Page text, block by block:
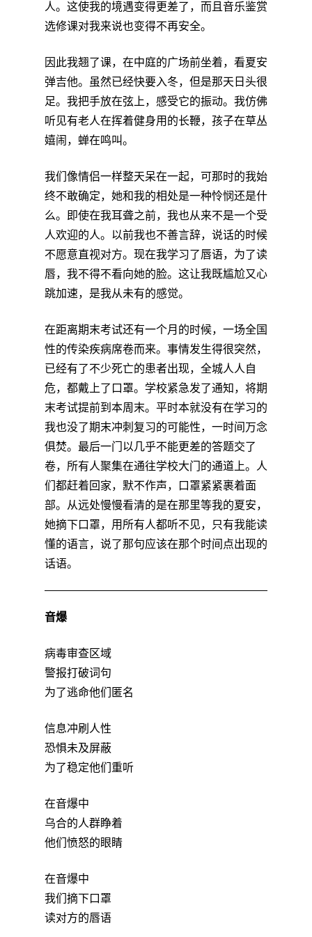
人。这使我的境遇变得更差了，而且音乐鉴赏
选修课对我来说也变得不再安全。
因此我翘了课，在中庭的广场前坐着，看夏安
弹吉他。虽然已经快要入冬，但是那天日头很
足。我把手放在弦上，感受它的振动。我仿佛
听见有老人在挥着健身用的长鞭，孩子在草丛
嬉闹，蝉在鸣叫。
我们像情侣一样整天呆在一起，可那时的我始
终不敢确定，她和我的相处是一种怜悯还是什
么。即使在我耳聋之前，我也从来不是一个受
人欢迎的人。以前我也不善言辞，说话的时候
不愿意直视对方。现在我学习了唇语，为了读
唇，我不得不看向她的脸。这让我既尴尬又心
跳加速，是我从未有的感觉。
在距离期末考试还有一个月的时候，一场全国
性的传染疾病席卷而来。事情发生得很突然，
已经有了不少死亡的患者出现，全城人人自
危，都戴上了口罩。学校紧急发了通知，将期
末考试提前到本周末。平时本就没有在学习的
我也没了期末冲刺复习的可能性，一时间万念
俱焚。最后一门以几乎不能更差的答题交了
卷，所有人聚集在通往学校大门的通道上。人
们都赶着回家，默不作声，口罩紧紧裹着面
部。从远处慢慢看清的是在那里等我的夏安，
她摘下口罩，用所有人都听不见，只有我能读
懂的语言，说了那句应该在那个时间点出现的
话语。
音爆
病毒审查区域
警报打破词句
为了逃命他们匿名
信息冲刷人性
恐惧未及屏蔽
为了稳定他们重听
在音爆中
乌合的人群睁着
他们愤怒的眼睛
在音爆中
我们摘下口罩
读对方的唇语